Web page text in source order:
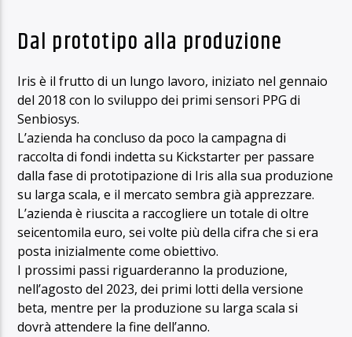
Dal prototipo alla produzione
Iris è il frutto di un lungo lavoro, iniziato nel gennaio
del 2018 con lo sviluppo dei primi sensori PPG di
Senbiosys.
L’azienda ha concluso da poco la campagna di
raccolta di fondi indetta su Kickstarter per passare
dalla fase di prototipazione di Iris alla sua produzione
su larga scala, e il mercato sembra già apprezzare.
L’azienda è riuscita a raccogliere un totale di oltre
seicentomila euro, sei volte più della cifra che si era
posta inizialmente come obiettivo.
I prossimi passi riguarderanno la produzione,
nell’agosto del 2023, dei primi lotti della versione
beta, mentre per la produzione su larga scala si
dovrà attendere la fine dell’anno.